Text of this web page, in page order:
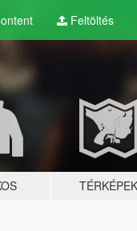
Feltöltés
TÉRKÉPEK